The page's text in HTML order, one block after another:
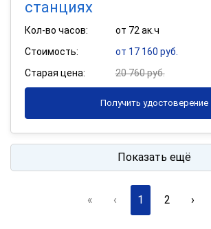
станциях
Кол-во часов:
от 72 ак.ч
Стоимость:
от 17 160 руб.
Старая цена:
20 760 руб.
Получить удостоверение
Показать ещё
« ‹ 1 2 ›